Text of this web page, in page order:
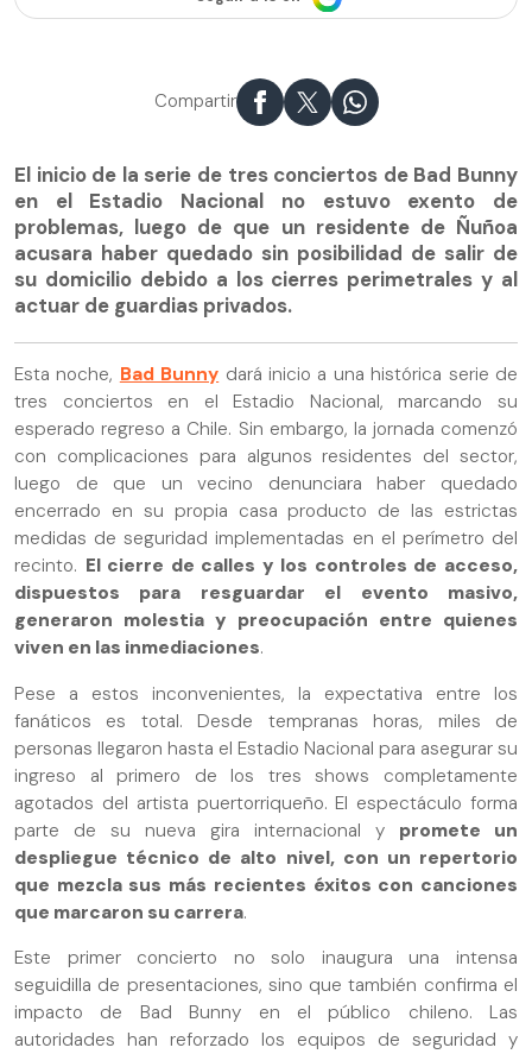
Compartir
El inicio de la serie de tres conciertos de Bad Bunny
en el Estadio Nacional no estuvo exento de
problemas, luego de que un residente de Ñuñoa
acusara haber quedado sin posibilidad de salir de
su domicilio debido a los cierres perimetrales y al
actuar de guardias privados.
Esta noche, Bad Bunny dará inicio a una histórica serie de
tres conciertos en el Estadio Nacional, marcando su
esperado regreso a Chile. Sin embargo, la jornada comenzó
con complicaciones para algunos residentes del sector,
luego de que un vecino denunciara haber quedado
encerrado en su propia casa producto de las estrictas
medidas de seguridad implementadas en el perímetro del
recinto. El cierre de calles y los controles de acceso,
dispuestos para resguardar el evento masivo,
generaron molestia y preocupación entre quienes
viven en las inmediaciones.
Pese a estos inconvenientes, la expectativa entre los
fanáticos es total. Desde tempranas horas, miles de
personas llegaron hasta el Estadio Nacional para asegurar su
ingreso al primero de los tres shows completamente
agotados del artista puertorriqueño. El espectáculo forma
parte de su nueva gira internacional y promete un
despliegue técnico de alto nivel, con un repertorio
que mezcla sus más recientes éxitos con canciones
que marcaron su carrera.
Este primer concierto no solo inaugura una intensa
seguidilla de presentaciones, sino que también confirma el
impacto de Bad Bunny en el público chileno. Las
autoridades han reforzado los equipos de seguridad y